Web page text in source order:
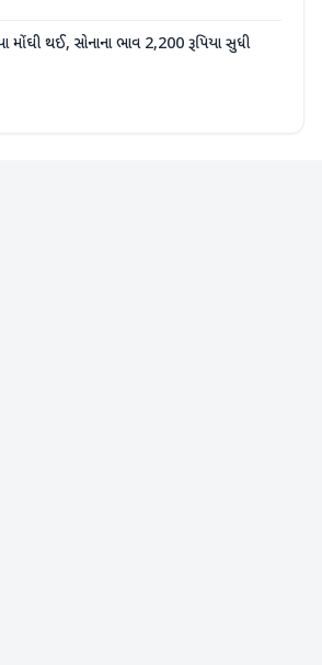
મોંઘી થઈ, સોનાના ભાવ 2,200 રૂપિયા સુધી